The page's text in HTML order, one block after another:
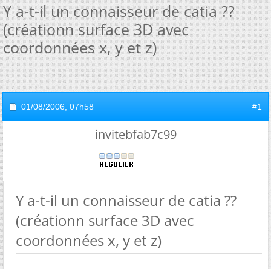
Y a-t-il un connaisseur de catia ??
(créationn surface 3D avec
coordonnées x, y et z)
01/08/2006, 07h58 #1
invitebfab7c99
Y a-t-il un connaisseur de catia ??
(créationn surface 3D avec
coordonnées x, y et z)